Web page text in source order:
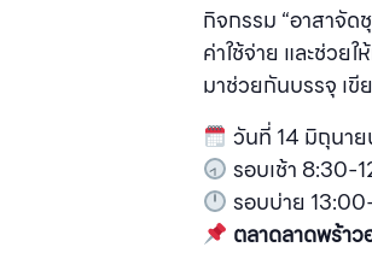
กิจกรรม “อาสาจั
ค่าใช้จ่าย และช่วย
มาช่วยกันบรรจุ เ
วันที่ 14 มิถุนา
รอบเช้า 8:30-
รอบบ่าย
ตลาดลาดพร้าว